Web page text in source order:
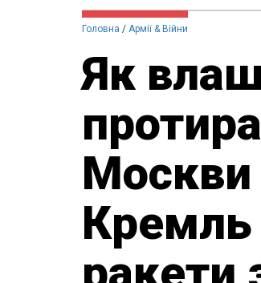
Головна Армії & Війни
Як
Кремль